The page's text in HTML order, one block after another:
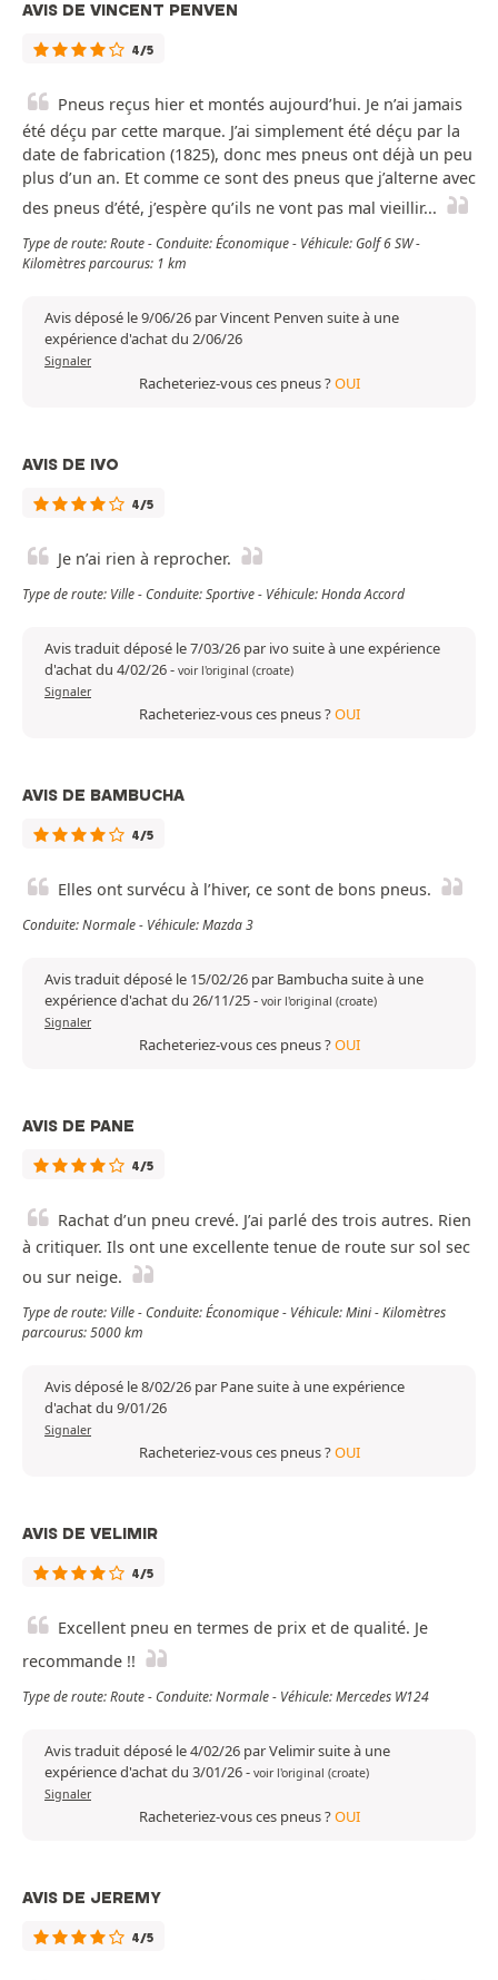
AVIS DE VINCENT PENVEN
4/5
Pneus reçus hier et montés aujourd’hui. Je n’ai jamais
été déçu par cette marque. J’ai simplement été déçu par la
date de fabrication (1825), donc mes pneus ont déjà un peu
plus d’un an. Et comme ce sont des pneus que j’alterne avec
des pneus d’été, j’espère qu’ils ne vont pas mal vieillir...
Type de route: Route - Conduite: Économique - Véhicule: Golf 6 SW -
Kilomètres parcourus: 1 km
Avis déposé le 9/06/26 par Vincent Penven suite à une
expérience d'achat du 2/06/26
Signaler
Racheteriez-vous ces pneus ?OUI
AVIS DE IVO
4/5
Je n’ai rien à reprocher.
Type de route: Ville - Conduite: Sportive - Véhicule: Honda Accord
Avis traduit déposé le 7/03/26 par ivo suite à une expérience
d'achat du 4/02/26- voir l'original (croate)
Signaler
Racheteriez-vous ces pneus ?OUI
AVIS DE BAMBUCHA
4/5
Elles ont survécu à l’hiver, ce sont de bons pneus.
Conduite: Normale - Véhicule: Mazda 3
Avis traduit déposé le 15/02/26 par Bambucha suite à une
expérience d'achat du 26/11/25- voir l'original (croate)
Signaler
Racheteriez-vous ces pneus ?OUI
AVIS DE PANE
4/5
Rachat d’un pneu crevé. J’ai parlé des trois autres. Rien
à critiquer. Ils ont une excellente tenue de route sur sol sec
ou sur neige.
Type de route: Ville - Conduite: Économique - Véhicule: Mini - Kilomètres
parcourus: 5000 km
Avis déposé le 8/02/26 par Pane suite à une expérience
d'achat du 9/01/26
Signaler
Racheteriez-vous ces pneus ?OUI
AVIS DE VELIMIR
4/5
Excellent pneu en termes de prix et de qualité. Je
recommande !!
Type de route: Route - Conduite: Normale - Véhicule: Mercedes W124
Avis traduit déposé le 4/02/26 par Velimir suite à une
expérience d'achat du 3/01/26- voir l'original (croate)
Signaler
Racheteriez-vous ces pneus ?OUI
AVIS DE JEREMY
4/5